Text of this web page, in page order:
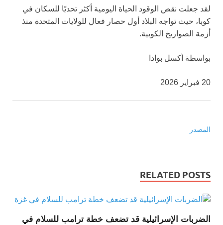
لقد جعلت نقص الوقود الحياة اليومية أكثر تحديًا للسكان في
كوبا، حيث تواجه البلاد أول حصار فعال للولايات المتحدة منذ
أزمة الصواريخ الكوبية.
بواسطة أكسل بوادا
20 فبراير 2026
المصدر
RELATED POSTS
الضربات الإسرائيلية قد تضعف خطة ترامب للسلام في